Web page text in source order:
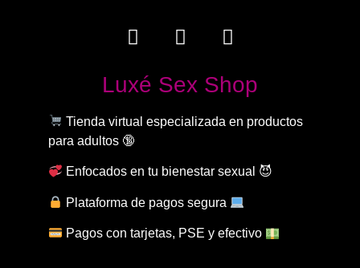
Luxé Sex Shop
Tienda virtual especializada en productos
para adultos 🔞
Enfocados en tu bienestar sexual 😈
Plataforma de pagos segura
Pagos con tarjetas, PSE y efectivo